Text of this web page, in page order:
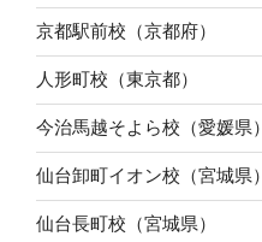
京都駅前校（京都府）
人形町校（東京都）
今治馬越そよら校（愛媛県）
仙台卸町イオン校（宮城県）
仙台長町校（宮城県）